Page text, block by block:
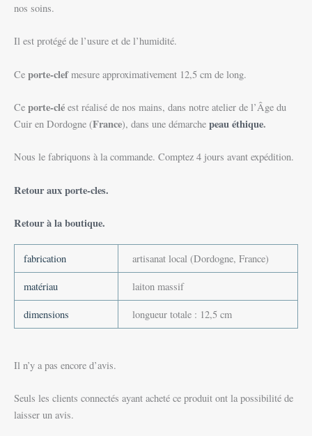
nos soins.
Il est protégé de l’usure et de l’humidité.
Ce porte-clefmesure approximativement 12,5 cm de long.
Ce porte-clé est réalisé de nos mains, dans notre atelier de l’Âge du
Cuir en Dordogne (France), dans une démarche peau éthique.
Nous le fabriquons à la commande. Comptez 4 jours avant expédition.
Retour aux porte-cles.
Retour à la boutique.
fabrication artisanat local (Dordogne, France)
matériau laiton massif
dimensions longueur totale : 12,5 cm
Il n’y a pas encore d’avis.
Seuls les clients connectés ayant acheté ce produit ont la possibilité de
laisser un avis.